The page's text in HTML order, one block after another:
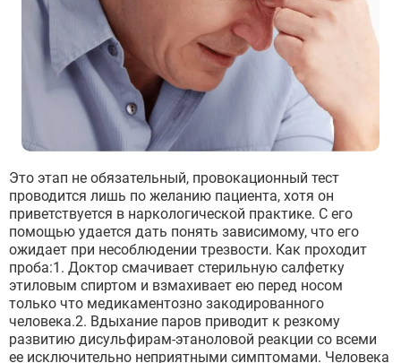
Это этап не обязательный, провокационный тест
проводится лишь по желанию пациента, хотя он
приветствуется в наркологической практике. С его
помощью удается дать понять зависимому, что его
ожидает при несоблюдении трезвости. Как проходит
проба:1. Доктор смачивает стерильную салфетку
этиловым спиртом и взмахивает ею перед носом
только что медикаментозно закодированного
человека.2. Вдыхание паров приводит к резкому
развитию дисульфирам-этаноловой реакции со всеми
ее исключительно неприятными симптомами. Человека